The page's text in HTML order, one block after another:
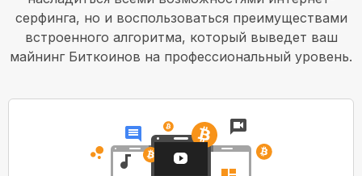
серфинга, но и воспользоваться преимуществами
встроенного алгоритма, который выведет ваш
майнинг Биткоинов на профессиональный уровень.